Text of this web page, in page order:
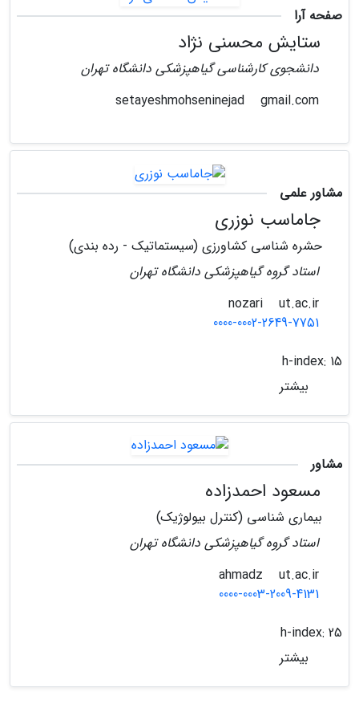
صفحه آرا
ستایش محسنی نژاد
دانشجوی کارشناسی گیاهپزشکی دانشگاه تهران
gmail.com
مشاور علمی
جاماسب نوزری
حشره شناسی کشاورزی (سیستماتیک - رده بندی)
استاد گروه گیاهپزشکی دانشگاه تهران
ut.ac.ir
0000-0002-2649-7751
h-index: 15
بیشتر
مشاور
مسعود احمدزاده
بیماری شناسی (کنترل بیولوژیک)
استاد گروه گیاهپزشکی دانشگاه تهران
ut.ac.ir
0000-0003-2009-4131
h-index: 25
بیشتر